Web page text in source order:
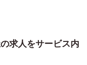
求人をサービス内